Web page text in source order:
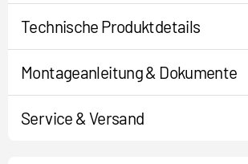
Technische Produktdetails
Montageanleitung & Dokumente
Service & Versand